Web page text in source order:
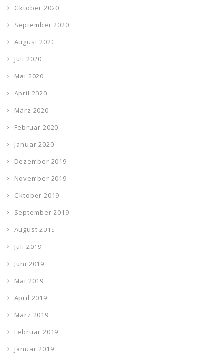
Oktober 2020
September 2020
August 2020
Juli 2020
Mai 2020
April 2020
März 2020
Februar 2020
Januar 2020
Dezember 2019
November 2019
Oktober 2019
September 2019
August 2019
Juli 2019
Juni 2019
Mai 2019
April 2019
März 2019
Februar 2019
Januar 2019